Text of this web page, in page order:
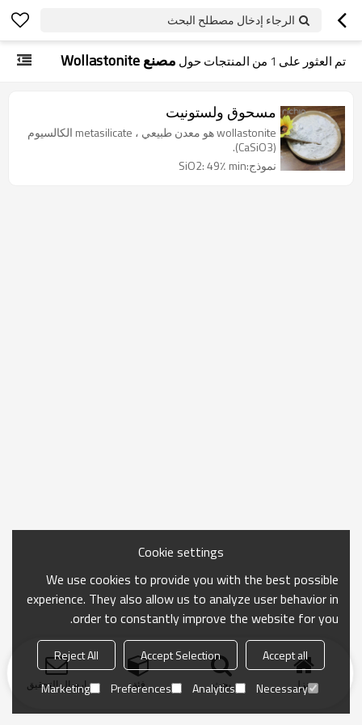
الرجاء إدخال مصطلح البحث
تم العثور على 1 من المنتجات حول مصنع Wollastonite
مسحوق ولستونيت
wollastonite هو معدن طبيعي ، metasilicate الكالسيوم
(CaSiO3).
نموذج:SiO2: 49٪ min
منزل بحث فئة ارسال التحقيق
Cookie settings
We use cookies to provide you with the best possible
experience. They also allow us to analyze user behavior in
order to constantly improve the website for you.
Accept all
Accept Selection
Reject All
Necessary
Analytics
Preferences
Marketing